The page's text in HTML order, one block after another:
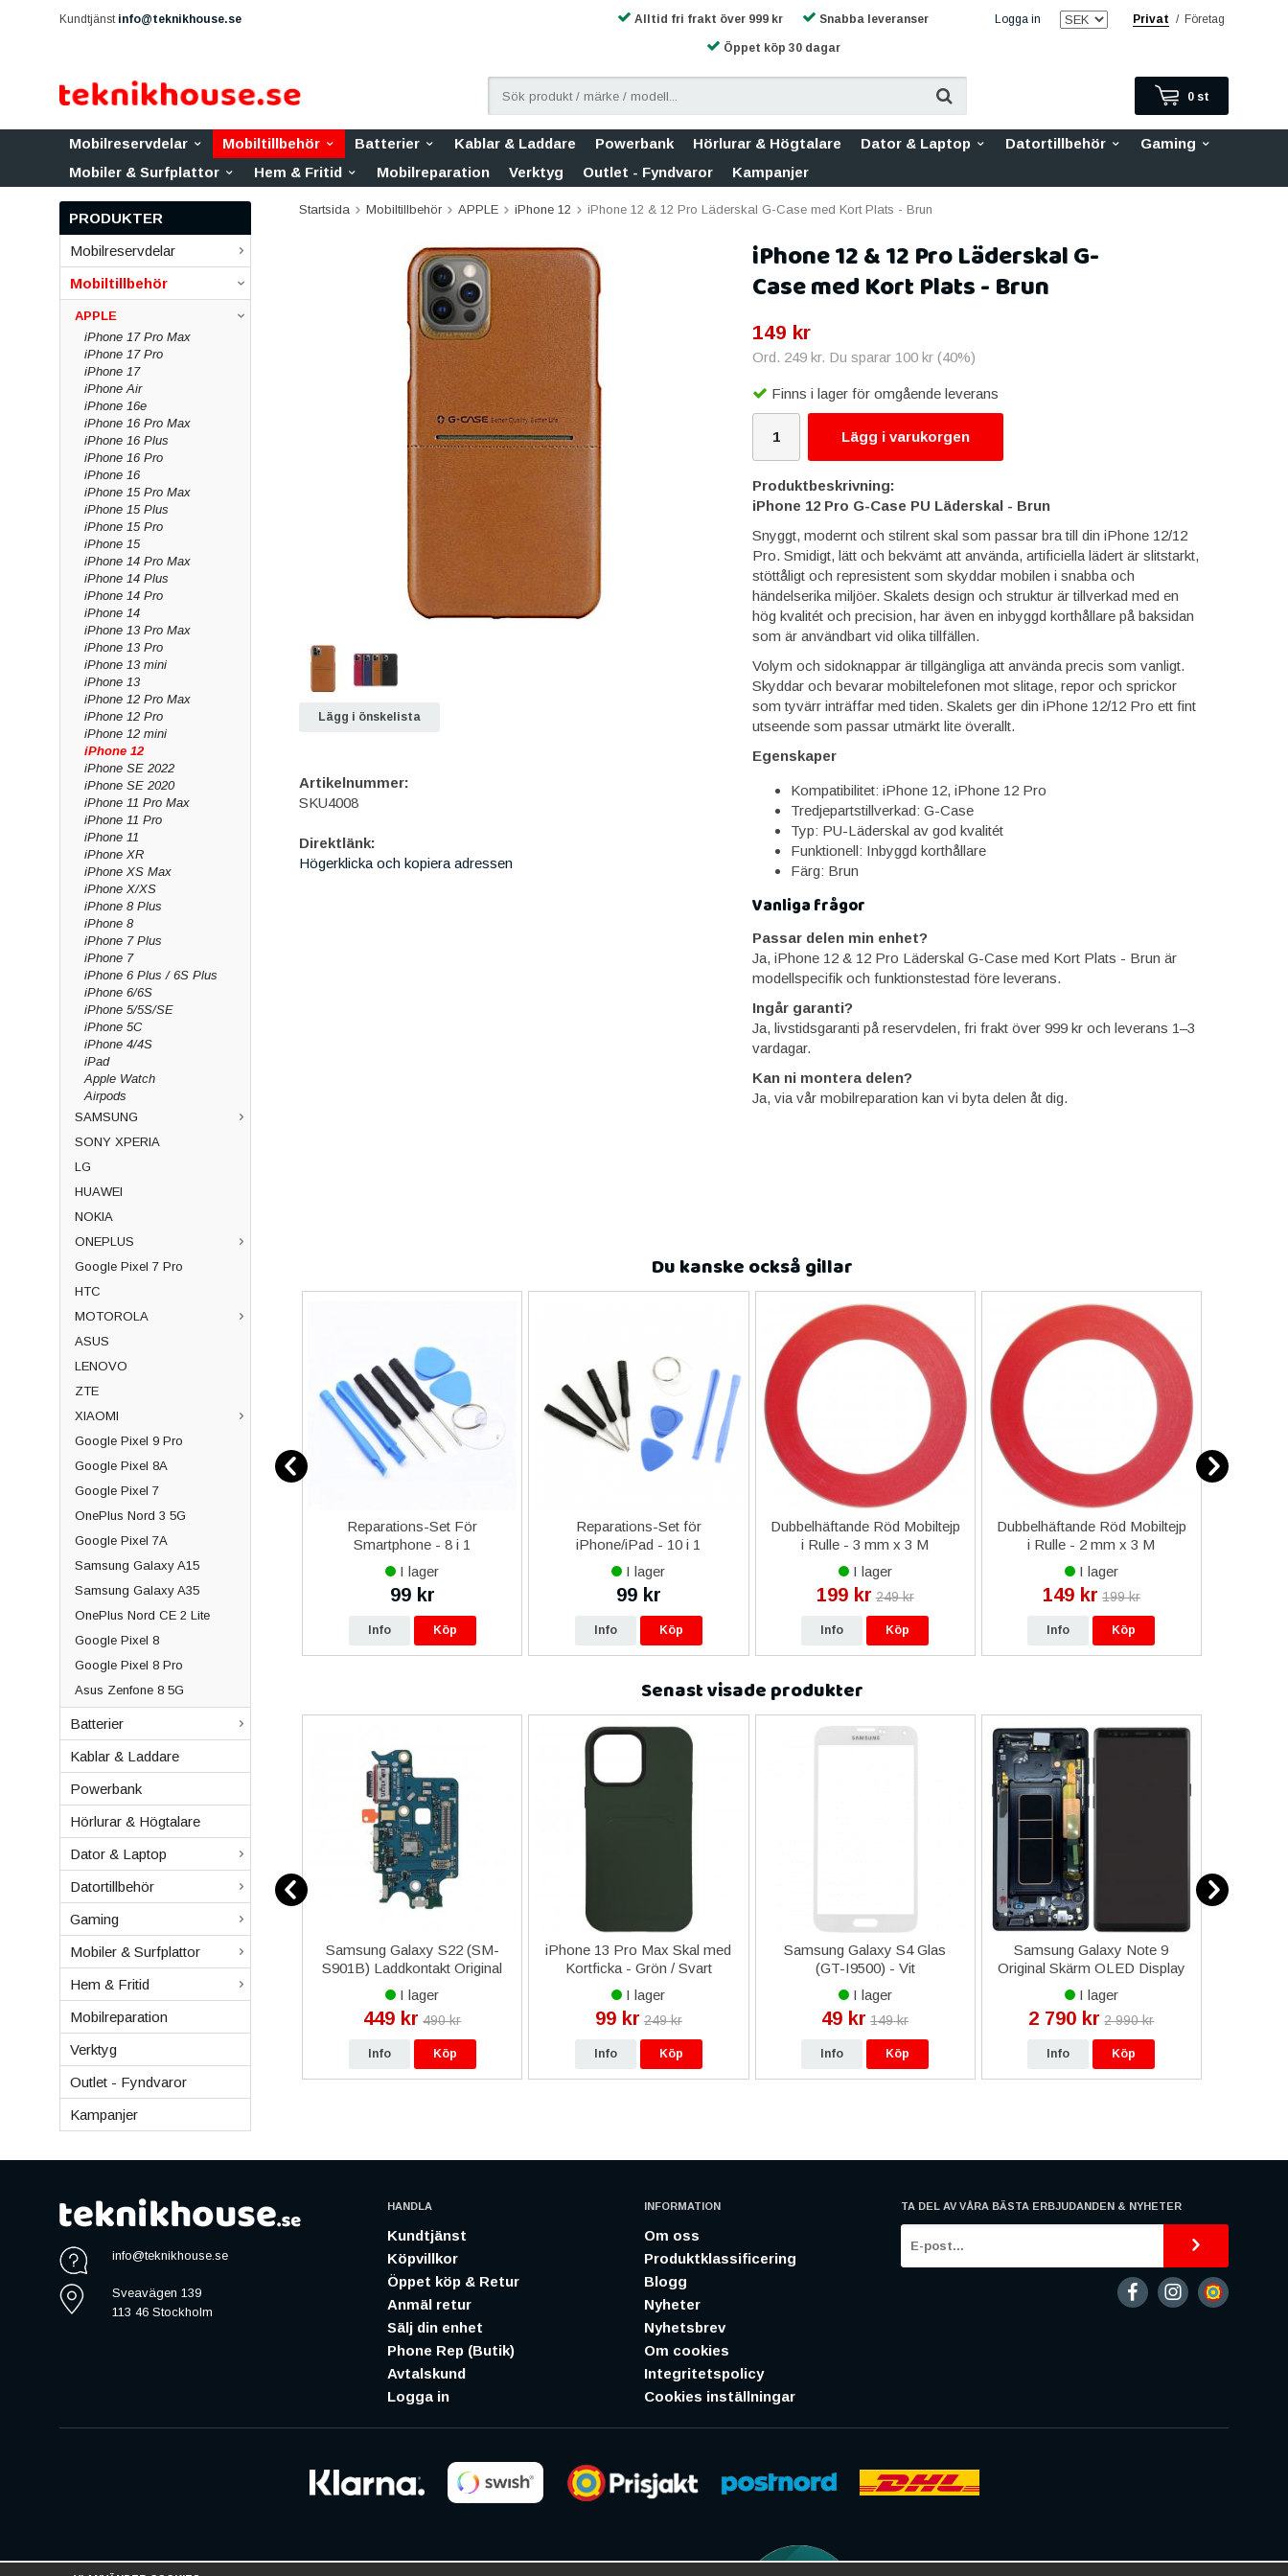
Kundtjänst info@teknikhouse.se Logga in Privat / Företag
Alltid fri frakt över 999 kr Snabba leveranser
Öppet köp 30 dagar
0 st
Mobilreservdelar Mobiltillbehör Batterier Kablar & Laddare Powerbank Hörlurar & Högtalare Dator & Laptop Datortillbehör
Gaming
Mobiler & Surfplattor
Hem & Fritid Mobilreparation Verktyg Outlet - Fyndvaror Kampanjer
PRODUKTER
Mobilreservdelar
Mobiltillbehör
APPLE
iPhone 17 Pro Max
iPhone 17 Pro
iPhone 17
iPhone Air
iPhone 16e
iPhone 16 Pro Max
iPhone 16 Plus
iPhone 16 Pro
iPhone 16
iPhone 15 Pro Max
iPhone 15 Plus
iPhone 15 Pro
iPhone 15
iPhone 14 Pro Max
iPhone 14 Plus
iPhone 14 Pro
iPhone 14
iPhone 13 Pro Max
iPhone 13 Pro
iPhone 13 mini
iPhone 13
iPhone 12 Pro Max
iPhone 12 Pro
iPhone 12 mini
iPhone 12
iPhone SE 2022
iPhone SE 2020
iPhone 11 Pro Max
iPhone 11 Pro
iPhone 11
iPhone XR
iPhone XS Max
iPhone X/XS
iPhone 8 Plus
iPhone 8
iPhone 7 Plus
iPhone 7
iPhone 6 Plus / 6S Plus
iPhone 6/6S
iPhone 5/5S/SE
iPhone 5C
iPhone 4/4S
iPad
Apple Watch
Airpods
SAMSUNG
SONY XPERIA
LG
HUAWEI
NOKIA
ONEPLUS
Google Pixel 7 Pro
HTC
MOTOROLA
ASUS
LENOVO
ZTE
XIAOMI
Google Pixel 9 Pro
Google Pixel 8A
Google Pixel 7
OnePlus Nord 3 5G
Google Pixel 7A
Samsung Galaxy A15
Samsung Galaxy A35
OnePlus Nord CE 2 Lite
Google Pixel 8
Google Pixel 8 Pro
Asus Zenfone 8 5G
Batterier
Kablar & Laddare
Powerbank
Hörlurar & Högtalare
Dator & Laptop
Datortillbehör
Gaming
Mobiler & Surfplattor
Hem & Fritid
Mobilreparation
Verktyg
Outlet - Fyndvaror
Kampanjer
Startsida Mobiltillbehör APPLE iPhone 12 iPhone 12 & 12 Pro Läderskal G-Case med Kort Plats - Brun
iPhone 12 & 12 Pro Läderskal G-
Case med Kort Plats - Brun
149 kr
Ord. 249 kr. Du sparar 100 kr(40%)
Finns i lager för omgående leverans
Lägg i varukorgen
Produktbeskrivning:
iPhone 12 Pro G-Case PU Läderskal - Brun
Snyggt, modernt och stilrent skal som passar bra till din iPhone 12/12
Pro. Smidigt, lätt och bekvämt att använda, artificiella lädert är slitstarkt,
stöttåligt och represistent som skyddar mobilen i snabba och
händelserika miljöer. Skalets design och struktur är tillverkad med en
hög kvalitét och precision, har även en inbyggd korthållare på baksidan
som är användbart vid olika tillfällen.
Volym och sidoknappar är tillgängliga att använda precis som vanligt.
Skyddar och bevarar mobiltelefonen mot slitage, repor och sprickor
som tyvärr inträffar med tiden. Skalets ger din iPhone 12/12 Pro ett fint
utseende som passar utmärkt lite överallt.
Egenskaper
Kompatibilitet: iPhone 12, iPhone 12 Pro
Tredjepartstillverkad: G-Case
Typ: PU-Läderskal av god kvalitét
Funktionell: Inbyggd korthållare
Färg: Brun
Vanliga frågor
Passar delen min enhet?
Ja, iPhone 12 & 12 Pro Läderskal G-Case med Kort Plats - Brun är
modellspecifik och funktionstestad före leverans.
Ingår garanti?
Ja, livstidsgaranti på reservdelen, fri frakt över 999 kr och leverans 1–3
vardagar.
Kan ni montera delen?
Ja, via vår mobilreparation kan vi byta delen åt dig.
Lägg i önskelista
Artikelnummer:
SKU4008
Direktlänk:
Högerklicka och kopiera adressen
Du kanske också gillar
Batteri Original
I lager
479 kr 490 kr
Reparations-Set För
Smartphone - 8 i 1
I lager
99 kr
Info Köp
Reparations-Set för
iPhone/iPad - 10 i 1
I lager
99 kr
Info Köp
Dubbelhäftande Röd Mobiltejp
i Rulle - 3 mm x 3 M
I lager
199 kr 249 kr
Info Köp
Dubbelhäftande Röd Mobiltejp
i Rulle - 2 mm x 3 M
I lager
149 kr 199 kr
Info Köp
Senast visade produkter
iPhone 12/12 Pro PU
Läderskal G-Case Earl - Röd
129 kr
Samsung Galaxy S22 (SM-
S901B) Laddkontakt Original
I lager
449 kr 490 kr
Info Köp
iPhone 13 Pro Max Skal med
Kortficka - Grön / Svart
I lager
99 kr 249 kr
Info Köp
Samsung Galaxy S4 Glas
(GT-I9500) - Vit
I lager
49 kr 149 kr
Info Köp
Samsung Galaxy Note 9
Original Skärm OLED Display
Glas - Svart
I lager
2 790 kr 2 990 kr
Info Köp
info@teknikhouse.se
Sveavägen 139
113 46 Stockholm
HANDLA
Kundtjänst
Köpvillkor
Öppet köp & Retur
Anmäl retur
Sälj din enhet
Phone Rep (Butik)
Avtalskund
Logga in
INFORMATION
Om oss
Produktklassificering
Blogg
Nyheter
Nyhetsbrev
Om cookies
Integritetspolicy
Cookies inställningar
TA DEL AV VÅRA BÄSTA ERBJUDANDEN & NYHETER